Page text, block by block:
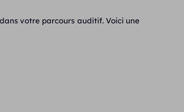
votre parcours auditif. Voici une